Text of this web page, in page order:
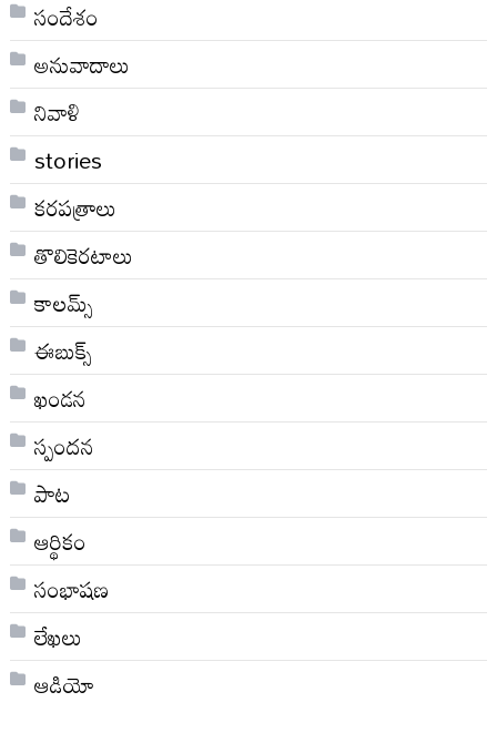
సందేశం
అనువాదాలు
నివాళి
stories
కరపత్రాలు
తొలికెరటాలు
కాలమ్స్
ఈబుక్స్
ఖండన
స్పందన
పాట
ఆర్థికం
సంభాషణ
లేఖలు
ఆడియో